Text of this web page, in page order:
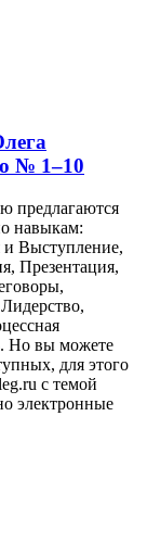
№ 1–10
предлагаются
навыкам:
Выступление,
Презентация,
Но вы можете
для этого
с темой
электронные